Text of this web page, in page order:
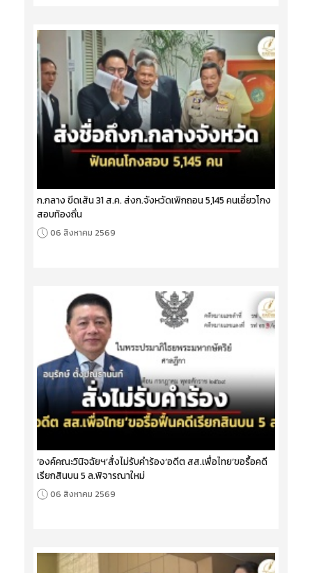
ก.กลาง ขีดเส้น 31 ส.ค. ส่งก.จังหวัดเพิกถอน 5,145 คนเอี่ยวโกง
สอบท้องถิ่น
06 สิงหาคม 2569
‘องค์คณะวินิจฉัยฯ’สั่งไม่รับคำร้อง‘อดีต สส.เพื่อไทย’ขอรื้อคดี
เรียกสินบน 5 ล.พิจารณาใหม่
06 สิงหาคม 2569